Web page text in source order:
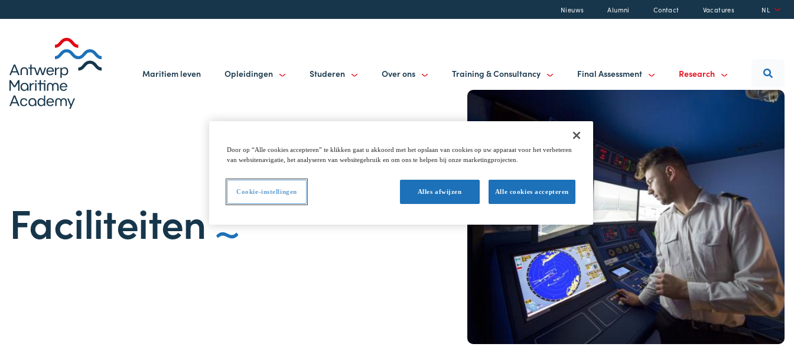
Nieuws Alumni Contact Vacatures NL
Maritiem leven Opleidingen Studeren Over ons Training & Consultancy Final Assessment Research
Faciliteiten
Door op “Alle cookies accepteren” te klikken gaat u akkoord met het opslaan van cookies op uw apparaat voor het verbeteren
van websitenavigatie, het analyseren van websitegebruik en om ons te helpen bij onze marketingprojecten.
Alles afwijzen Alle cookies accepteren
Cookie-instellingen